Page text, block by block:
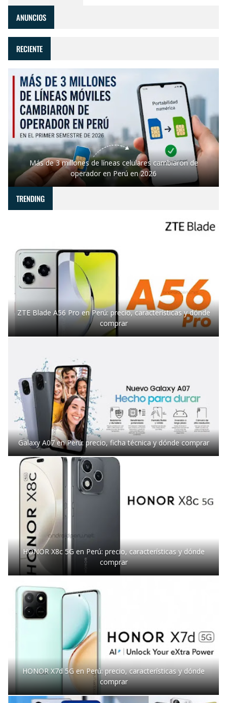
ANUNCIOS
RECIENTE
Más de 3 millones de líneas celulares cambiaron de
operador en Perú en 2026
TRENDING
ZTE Blade A56 Pro en Perú: precio, características y dónde
comprar
Galaxy A07 en Perú: precio, ficha técnica y dónde comprar
HONOR X8c 5G en Perú: precio, características y dónde
comprar
HONOR X7d 5G en Perú: precio, características y dónde
comprar